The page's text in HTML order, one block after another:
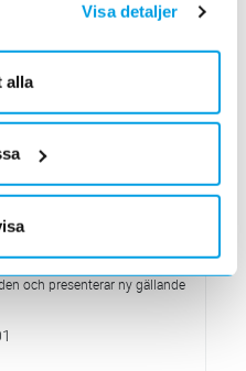
Visa detaljer
alla
av Ukraina
tagit avstånd från alla
& Belarus.
och metallpriser.
2022
så justerar
och presenterar ny gällande